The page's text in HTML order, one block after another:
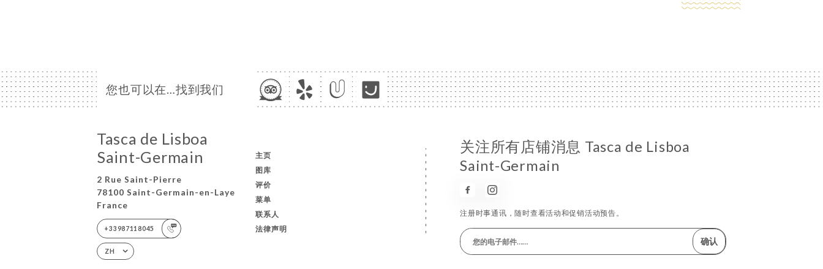
您也可以在…找到我们
Tasca de Lisboa
Saint-Germain
2 Rue Saint-Pierre
78100 Saint-Germain-en-Laye
France
+33987118045
ZH
主页
图库
评价
菜单
联系人
法律声明
关注所有店铺消息 Tasca de Lisboa
Saint-Germain
注册时事通讯，随时查看活动和促销活动预告。
确认